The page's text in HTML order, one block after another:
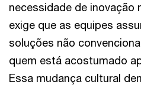
necessidade de inovação
exige que as equipes
soluções não
quem está acostumado
Essa mudança cultural